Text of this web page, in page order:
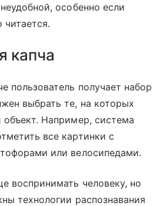
особенно если
капча
пользователь получает набор
выбрать те, на которых
объект. Например, система
все картинки с
или велосипедами.
воспринимать человеку, но
технологии распознавания